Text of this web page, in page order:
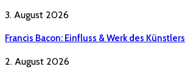
3. August 2026
Francis Bacon: Einfluss & Werk des Künstlers
2. August 2026